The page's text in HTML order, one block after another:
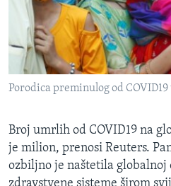
MAGAZIN
O GLASU AMERIKE
Learning English
Jezici
Porodica preminulog od
Broj umrlih od COVID19 na
je milion, prenosi Reuters.
ozbiljno je naštetila